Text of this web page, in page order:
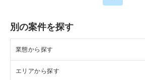
別の案件を探す
業態から探す
ラーメンの居抜き売却物件の案件一覧
エリアから探す